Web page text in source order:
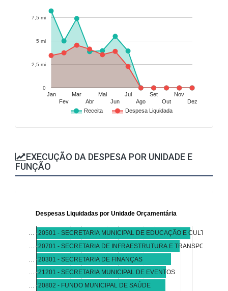
Receita Despesa Liquidada
Jan
Fev
Mar
Abr
Mai
Jun
Jul
Ago
Set
Out
Nov
Dez
0
2,5 mi
5 mi
7,5 mi
EXECUÇÃO DA DESPESA POR UNIDADE E
FUNÇÃO
Despesas Liquidadas por Unidade Orçamentária
…
…
…
20501 - SECRETARIA MUNICIPAL DE EDUCAÇÃO E CULTURA
20701 - SECRETARIA DE INFRAESTRUTURA E TRANSPORTE
20301 - SECRETARIA DE FINANÇAS
21201 - SECRETARIA MUNICIPAL DE EVENTOS
20802 - FUNDO MUNICIPAL DE SAÚDE